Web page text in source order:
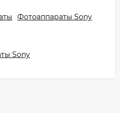
Фотоаппараты Sony
Sony